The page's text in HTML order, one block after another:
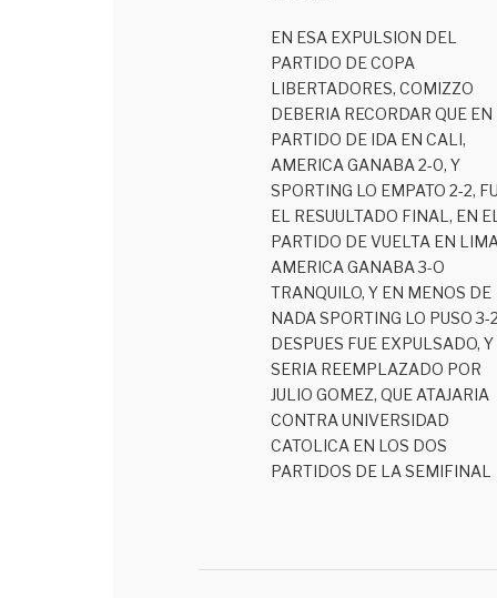
EN ESA EXPULSION DEL
PARTIDO DE COPA
LIBERTADORES, COMIZZO
DEBERIA RECORDAR QUE EN
PARTIDO DE IDA EN CALI,
AMERICA GANABA 2-0, Y
SPORTING LO EMPATO 2-2,
EL RESUULTADO FINAL, EN
PARTIDO DE VUELTA EN
AMERICA GANABA 3-O
TRANQUILO, Y EN MENOS DE
NADA SPORTING LO PUSO 3-
DESPUES FUE EXPULSADO, Y
SERIA REEMPLAZADO POR
JULIO GOMEZ, QUE ATAJARIA
CONTRA UNIVERSIDAD
CATOLICA EN LOS DOS
PARTIDOS DE LA SEMIFINAL